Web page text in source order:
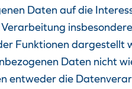
Daten auf die
Funktionen
Daten nicht
entweder die